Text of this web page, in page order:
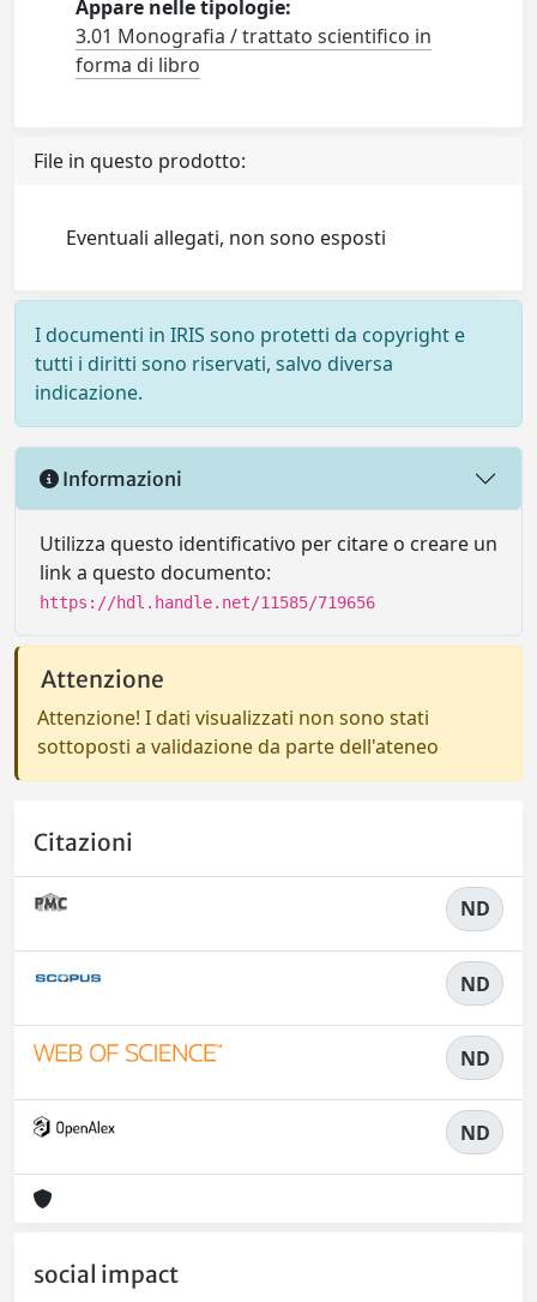
Appare nelle tipologie:
3.01 Monografia / trattato scientifico in
forma di libro
File in questo prodotto:
Eventuali allegati, non sono esposti
I documenti in IRIS sono protetti da copyright e
tutti i diritti sono riservati, salvo diversa
indicazione.
Informazioni
Utilizza questo identificativo per citare o creare un
link a questo documento:
https://hdl.handle.net/11585/719656
Attenzione
Attenzione! I dati visualizzati non sono stati
sottoposti a validazione da parte dell'ateneo
Citazioni
ND
ND
ND
ND
social impact